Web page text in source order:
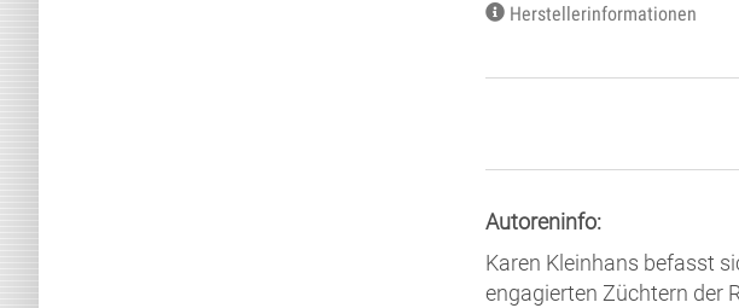
Herstellerinformationen
Autoreninfo:
Karen Kleinhans befasst
engagierten Züchtern der